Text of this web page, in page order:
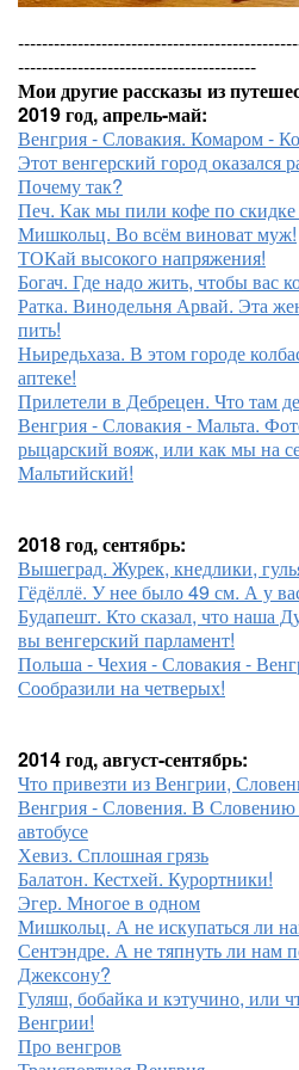
----------------------------------------
Мои другие рассказы из
2019 год, апрель-май:
Венгрия - Словакия. Комаром -
Этот венгерский город оказался
Почему так?
Печ. Как мы пили кофе по скидке
Мишкольц. Во всём виноват муж!
ТОКай высокого напряжения!
Богач. Где надо жить, чтобы вас
Ратка. Винодельня Арвай. Эта
пить!
Ньиредьхаза. В этом городе
аптеке!
Прилетели в Дебрецен. Что там
Венгрия - Словакия - Мальта.
рыцарский вояж, или как мы на
Мальтийский!
2018 год, сентябрь:
Вышеград. Журек, кнедлики,
Гёдёллё. У нее было 49 см. А у
Будапешт. Кто сказал, что наша
вы венгерский парламент!
Польша - Чехия - Словакия -
Сообразили на четверых!
2014 год, август-сентябрь:
Что привезти из Венгрии,
Венгрия - Словения. В Словению
автобусе
Хевиз. Сплошная грязь
Балатон. Кестхей. Курортники!
Эгер. Многое в одном
Мишкольц. А не искупаться ли
Сентэндре. А не тяпнуть ли нам
Джексону?
Гуляш, бобайка и кэтучино, или
Венгрии!
Про венгров